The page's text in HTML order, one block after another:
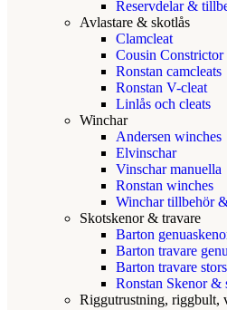
Reservdelar &
Avlastare & skotlås
Clamcleat
Cousin Constrictor
Ronstan camcleats
Ronstan V-cleat
Linlås och cleats
Winchar
Andersen winches
Elvinschar
Vinschar manuella
Ronstan winches
Winchar tillbehör
Skotskenor & travare
Barton
Barton travare
Barton travare
Ronstan Skenor &
Riggutrustning, riggbult,